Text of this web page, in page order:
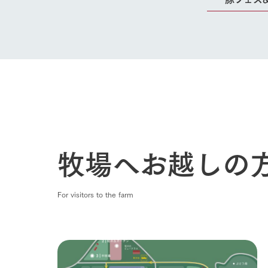
牧場へお越しの
For visitors to the farm